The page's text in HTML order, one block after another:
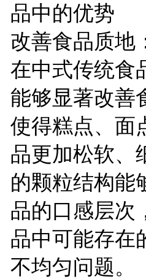
品中的优势
改善食品质地
在中式传统食
能够显著改善
使得糕点、面
品更加松软、
的颗粒结构能
品的口感层次
品中可能存在
不均匀问题。